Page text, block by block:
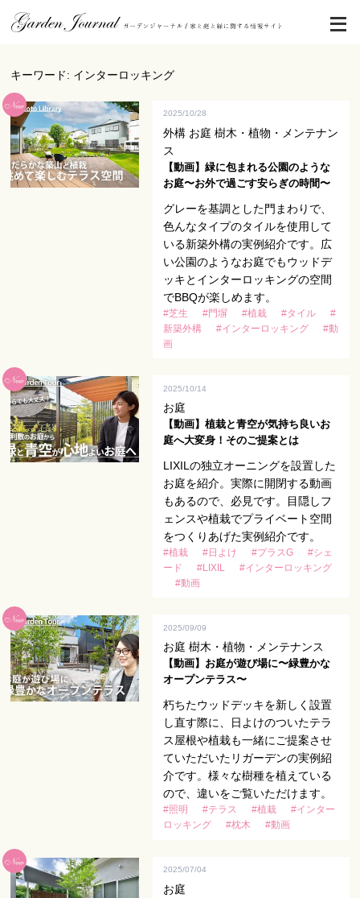
キーワード: インターロッキング
2025/10/28
外構 お庭 樹木・植物・メンテナン
ス
【動画】緑に包まれる公園のような
お庭〜お外で過ごす安らぎの時間〜
グレーを基調とした門まわりで、
色んなタイプのタイルを使用して
いる新築外構の実例紹介です。広
い公園のようなお庭でもウッドデ
ッキとインターロッキングの空間
でBBQが楽しめます。
#芝生 #門塀 #植栽 #タイル
#
新築外構
#インターロッキング
#動
画
2025/10/14
お庭
【動画】​植栽と青空が気持ち良いお
庭へ大変身！​そのご提案とは
LIXILの独立オーニングを設置した
お庭を紹介。実際に開閉する動画
もあるので、必見です。目隠しフ
ェンスや植栽でプライベート空間
をつくりあげた実例紹介です。
#植栽 #日よけ #プラスG
#シェ
ード
#LIXIL
#インターロッキング
#動画
2025/09/09
お庭 樹木・植物・メンテナンス
【動画】お庭が遊び場に〜緑豊かな
オープンテラス〜
朽ちたウッドデッキを新しく設置
し直す際に、日よけのついたテラ
ス屋根や植栽も一緒にご提案させ
ていただいたリガーデンの実例紹
介です。様々な樹種を植えている
ので、違いをご覧いただけます。
#照明 #テラス #植栽
#インター
ロッキング
#枕木 #動画
2025/07/04
お庭